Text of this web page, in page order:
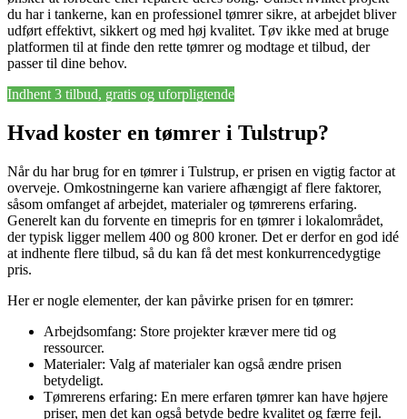
du har i tankerne, kan en professionel tømrer sikre, at arbejdet bliver
udført effektivt, sikkert og med høj kvalitet. Tøv ikke med at bruge
platformen til at finde den rette tømrer og modtage et tilbud, der
passer til dine behov.
Indhent 3 tilbud, gratis og uforpligtende
Hvad koster en tømrer i Tulstrup?
Når du har brug for en tømrer i Tulstrup, er prisen en vigtig factor at
overveje. Omkostningerne kan variere afhængigt af flere faktorer,
såsom omfanget af arbejdet, materialer og tømrerens erfaring.
Generelt kan du forvente en timepris for en tømrer i lokalområdet,
der typisk ligger mellem 400 og 800 kroner. Det er derfor en god idé
at indhente flere tilbud, så du kan få det mest konkurrencedygtige
pris.
Her er nogle elementer, der kan påvirke prisen for en tømrer:
Arbejdsomfang: Store projekter kræver mere tid og
ressourcer.
Materialer: Valg af materialer kan også ændre prisen
betydeligt.
Tømrerens erfaring: En mere erfaren tømrer kan have højere
priser, men det kan også betyde bedre kvalitet og færre fejl.